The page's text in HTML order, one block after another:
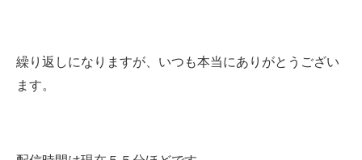
繰り返しになりますが、いつも本当にありがとうござい
ます。